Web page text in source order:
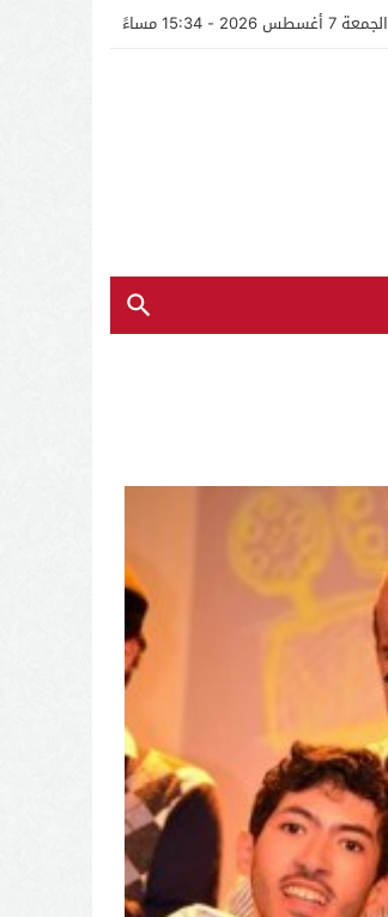
الجمعة 7 أغسطس 2026 - 15:34 مساءً